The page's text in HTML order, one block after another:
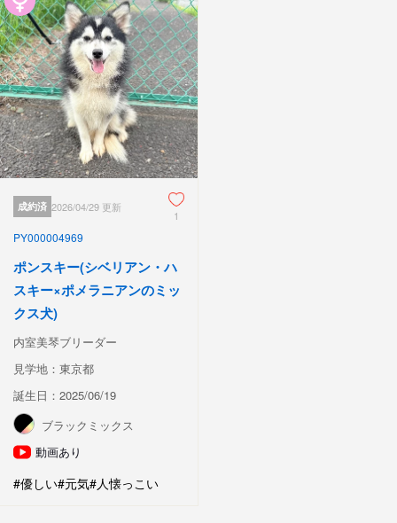
成約済 2026/04/29 更新
1
PY000004969
ポンスキー(シベリアン・ハ
スキー×ポメラニアンのミッ
クス犬)
内室美琴ブリーダー
見学地：東京都
誕生日：2025/06/19
ブラックミックス
動画あり
#優しい#元気#人懐っこい